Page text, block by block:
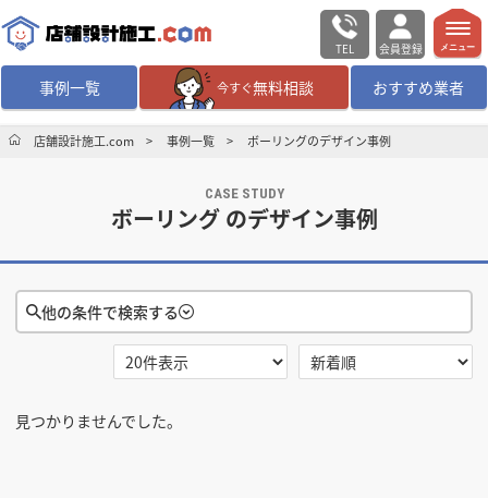
TEL 会員登録
事例一覧 今すぐ無料相談 おすすめ業者
無料相談 ログイン／会員登録
デザイン設計・施工 業者を探す
店舗・商業施設の施工事例を探す
マッチング案件一覧
店舗設計施工.comとは
メニュー
店舗設計施工.com 事例一覧 ボーリングのデザイン事例
CASE STUDY
ボーリング のデザイン事例
他の条件で検索する
検索条件をクリア
地域
見つかりませんでした。